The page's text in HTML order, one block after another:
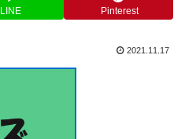
LINE Pinterest
2021.11.17